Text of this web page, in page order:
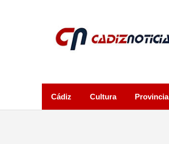
Cádiz Cultura Provincia